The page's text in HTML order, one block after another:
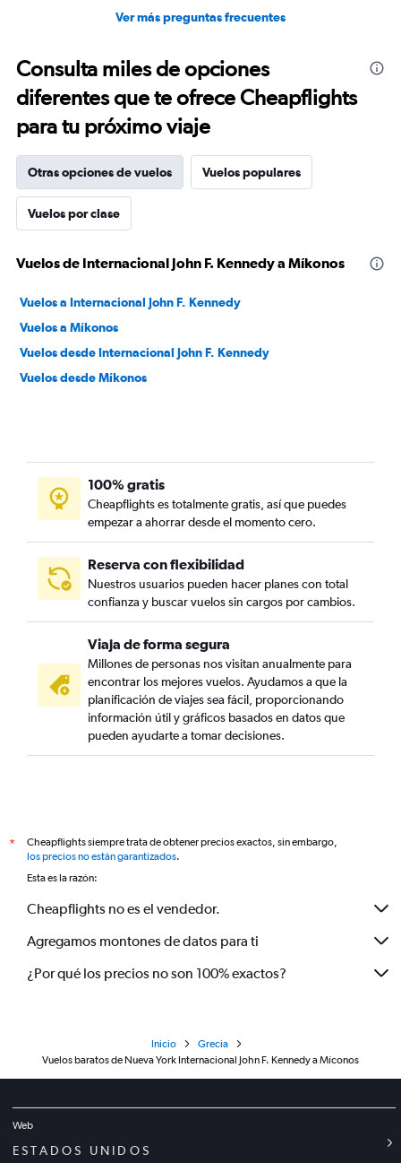
Ver más preguntas frecuentes
Consulta miles de opciones
diferentes que te ofrece Cheapflights
para tu próximo viaje
Otras opciones de vuelos Vuelos populares
Vuelos por clase
Vuelos de Internacional John F. Kennedy a Míkonos
Vuelos a Internacional John F. Kennedy
Vuelos a Míkonos
Vuelos desde Internacional John F. Kennedy
Vuelos desde Míkonos
100% gratis
Cheapflights es totalmente gratis, así que puedes
empezar a ahorrar desde el momento cero.
Reserva con flexibilidad
Nuestros usuarios pueden hacer planes con total
confianza y buscar vuelos sin cargos por cambios.
Viaja de forma segura
Millones de personas nos visitan anualmente para
encontrar los mejores vuelos. Ayudamos a que la
planificación de viajes sea fácil, proporcionando
información útil y gráficos basados en datos que
pueden ayudarte a tomar decisiones.
*
Cheapflights siempre trata de obtener precios exactos, sin embargo,
los precios no están garantizados.
Esta es la razón:
Cheapflights no es el vendedor.
Agregamos montones de datos para ti
¿Por qué los precios no son 100% exactos?
Inicio
Grecia
Vuelos baratos de Nueva York Internacional John F. Kennedy a Míconos
Web
ESTADOS UNIDOS